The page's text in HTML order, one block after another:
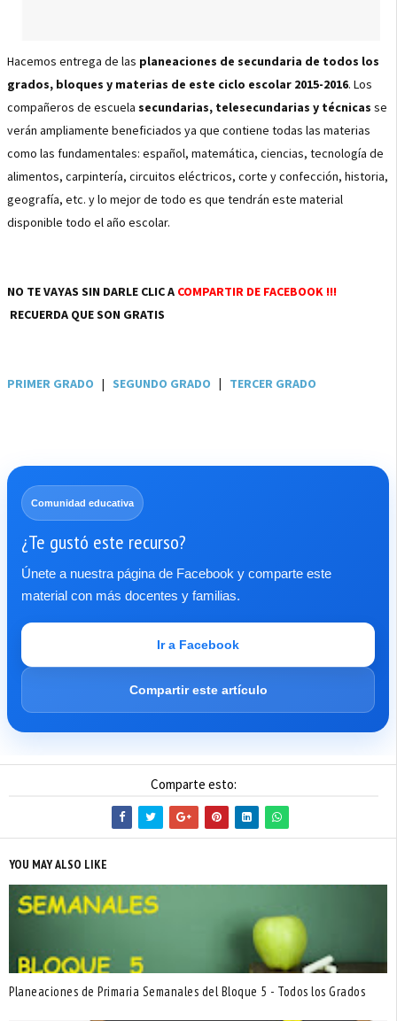
Hacemos entrega de las planeaciones de secundaria de todos los
grados, bloques y materias de este ciclo escolar 2015-2016. Los
compañeros de escuela secundarias, telesecundarias y técnicas se
verán ampliamente beneficiados ya que contiene todas las materias
como las fundamentales: español, matemática, ciencias, tecnología de
alimentos, carpintería, circuitos eléctricos, corte y confección, historia,
geografía, etc. y lo mejor de todo es que tendrán este material
disponible todo el año escolar.
NO TE VAYAS SIN DARLE CLIC A COMPARTIR DE FACEBOOK !!!
RECUERDA QUE SON GRATIS
PRIMER GRADO | SEGUNDO GRADO | TERCER GRADO
Comunidad educativa
¿Te gustó este recurso?
Únete a nuestra página de Facebook y comparte este
material con más docentes y familias.
Ir a Facebook
Compartir este artículo
Comparte esto:
YOU MAY ALSO LIKE
Planeaciones de Primaria Semanales del Bloque 5 - Todos los Grados